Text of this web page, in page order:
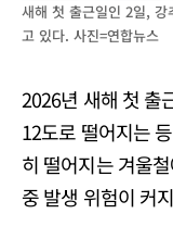
새해 첫 출근일인 2일, 강
고 있다. 사진=연합뉴스
2026년 새해 첫 출
12도로 떨어지는
히 떨어지는 겨울
중 발생 위험이 커